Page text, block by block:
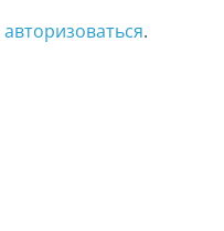
авторизоваться.